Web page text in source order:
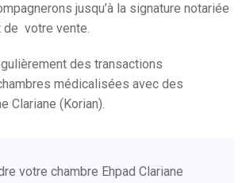
jusqu’à la signature notariée
de votre vente.
des transactions
médicalisées avec des
Clariane (Korian).
votre chambre Ehpad Clariane